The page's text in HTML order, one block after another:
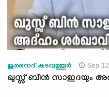
ജുനൈദ് കടവത്തൂര്‍ Sep
ഖുസ്സ് ബിൻ സാഇദയും